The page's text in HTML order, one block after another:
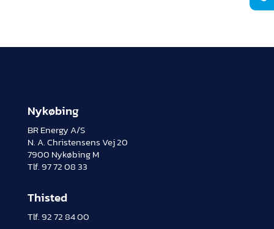
Nykøbing
BR Energy A/S
N. A. Christensens Vej 20
7900 Nykøbing M
Tlf.97 72 08 33
Thisted
Tlf.92 72 84 00